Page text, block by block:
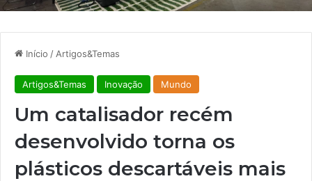
Início / Artigos&Temas
Artigos&Temas Inovação Mundo
Um catalisador recém
desenvolvido torna os
plásticos descartáveis ​​mais